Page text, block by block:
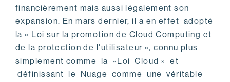
financièrement mais aussi légalement son
expansion. En mars dernier, il a en effet adopté
la « Loi sur la promotion de Cloud Computing et
de la protection de l'utilisateur », connu plus
simplement comme la «Loi Cloud » et
définissant le Nuage comme une véritable